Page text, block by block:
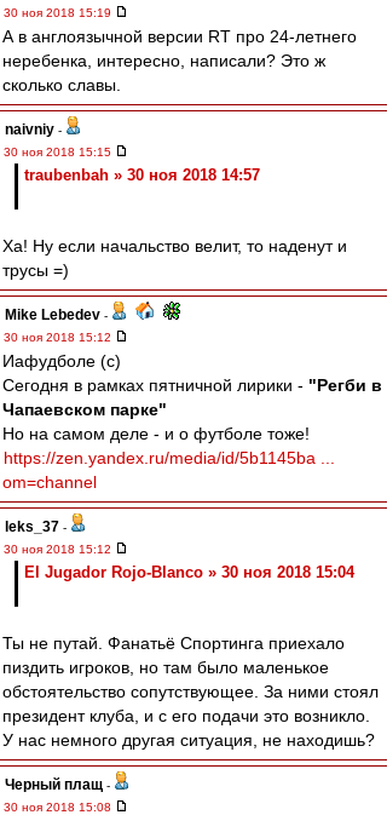
30 ноя 2018 15:19
А в англоязычной версии RT про 24-летнего
неребенка, интересно, написали? Это ж
сколько славы.
naivniy -
30 ноя 2018 15:15
traubenbah » 30 ноя 2018 14:57
Ха! Ну если начальство велит, то наденут и
трусы =)
Mike Lebedev -
30 ноя 2018 15:12
Иафудболе (с)
Сегодня в рамках пятничной лирики - "Регби в
Чапаевском парке"
Но на самом деле - и о футболе тоже!
https://zen.yandex.ru/media/id/5b1145ba ...
om=channel
leks_37 -
30 ноя 2018 15:12
El Jugador Rojo-Blanco » 30 ноя 2018 15:04
Ты не путай. Фанатьё Спортинга приехало
пиздить игроков, но там было маленькое
обстоятельство сопутствующее. За ними стоял
президент клуба, и с его подачи это возникло.
У нас немного другая ситуация, не находишь?
Черный плащ -
30 ноя 2018 15:08